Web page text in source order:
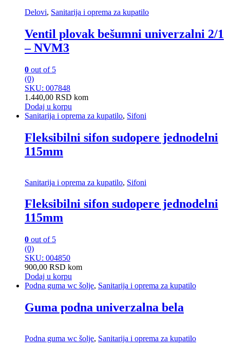
Delovi, Sanitarija i oprema za kupatilo
Ventil plovak bešumni univerzalni 2/1
– NVM3
0 out of 5
(0)
SKU: 007848
1.440,00 RSD kom
Dodaj u korpu
Sanitarija i oprema za kupatilo, Sifoni
Fleksibilni sifon sudopere jednodelni
115mm
Sanitarija i oprema za kupatilo, Sifoni
Fleksibilni sifon sudopere jednodelni
115mm
0 out of 5
(0)
SKU: 004850
900,00 RSD kom
Dodaj u korpu
Podna guma wc šolje, Sanitarija i oprema za kupatilo
Guma podna univerzalna bela
Podna guma wc šolje, Sanitarija i oprema za kupatilo